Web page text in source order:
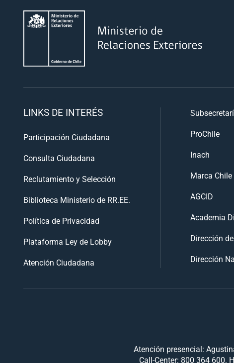
LINKS DE INTERÉS
Participación Ciudadana
Consulta Ciudadana
Reclutamiento y Selección
Biblioteca Ministerio de RR.EE.
Política de Privacidad
Plataforma Ley de Lobby
Atención Ciudadana
ProChile
Inach
Marca Chile
AGCID
Academia
Dirección
Dirección
Atención presencial:
Call-Center: 800 364 600.